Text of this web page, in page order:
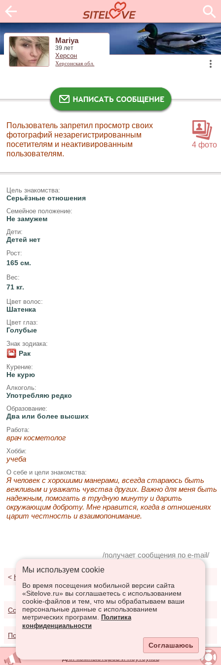
Mariya
39 лет
Херсон
Херсонская обл.
4 фото
Пользователь запретил просмотр своих
фотографий незарегистрированным
посетителям и неактивированным
пользователям.
Цель знакомства:
Серьёзные отношения
Семейное положение:
Не замужем
Дети:
Детей нет
Рост:
165 см.
Вес:
71 кг.
Цвет волос:
Шатенка
Цвет глаз:
Голубые
Знак зодиака:
Рак
Курение:
Не курю
Алкоголь:
Употребляю редко
Образование:
Два или более высших
Работа:
врач косметолог
Хобби:
учеба
О себе и цели знакомства:
Я человек с хорошими манерами, всегда стараюсь быть
вежливым и уважать чувства других. Важно для меня быть
надежным, помогать в трудную минуту и дарить
окружающим доброту. Мне нравится, когда в отношениях
царит честность и взаимопонимание.
/получает сообщения по e-mail/
< К результатам поиска
Соглашение о предоставлении услуг
Политика конфиденциальности
Мы используем сookie
Во время посещения мобильной версии сайта
«Sitelove.ru» вы соглашаетесь с использованием
cookie-файлов и тем, что мы обрабатываем ваши
персональные данные с использованием
метрических программ.
Политика
конфиденциальности
Соглашаюсь
Для компьютеров и ноутбуков